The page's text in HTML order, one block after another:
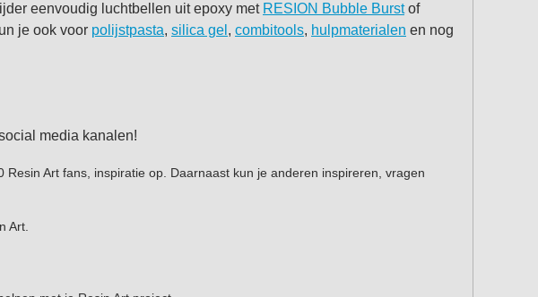
eenvoudig luchtbellen uit epoxy met RESION Bubble Burstof
je ook voor polijstpasta, silica gel , combitools, hulpmaterialen en nog
media kanalen!
Art fans, inspiratie op. Daarnaast kun je anderen inspireren, vragen
Art.